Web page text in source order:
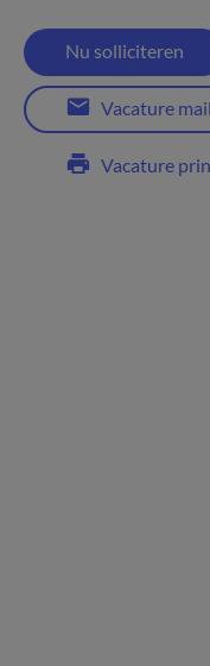
Nu solliciteren
Vacature
Vacature